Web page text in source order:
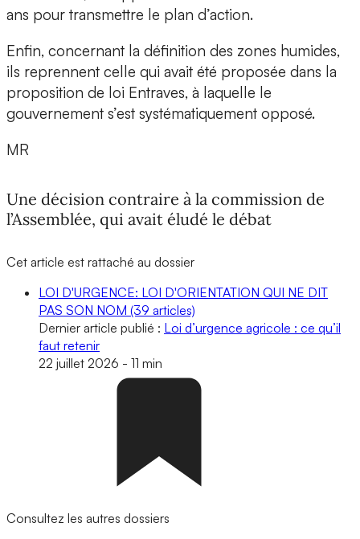
ans pour transmettre le plan d’action.
Enfin, concernant la définition des zones humides,
ils reprennent celle qui avait été proposée dans la
proposition de loi Entraves, à laquelle le
gouvernement s’est systématiquement opposé.
MR
Une décision contraire à la commission de
l’Assemblée, qui avait éludé le débat
Cet article est rattaché au dossier
LOI D'URGENCE: LOI D'ORIENTATION QUI NE DIT
PAS SON NOM (39 articles)
Dernier article publié : Loi d’urgence agricole : ce qu’il
faut retenir
22 juillet 2026 - 11 min
Consultez les autres dossiers